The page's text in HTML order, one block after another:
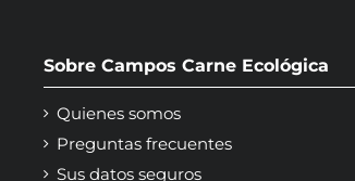
Sobre Campos Carne Ecológica
Quienes somos
Preguntas frecuentes
Sus datos seguros